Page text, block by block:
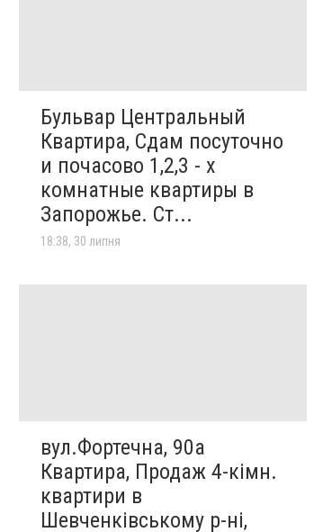
Бульвар Центральный
Квартира, Сдам посуточно
и почасово 1,2,3 - х
комнатные квартиры в
Запорожье. Ст...
18:38, 30 липня
вул.Фортечна, 90а
Квартира, Продаж 4-кімн.
квартири в
Шевченківському р-ні,